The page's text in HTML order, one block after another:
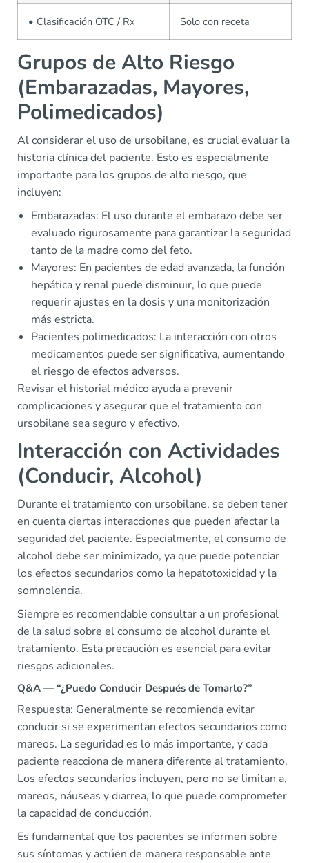
• Clasificación OTC / Rx Solo con receta
Grupos de Alto Riesgo
(Embarazadas, Mayores,
Polimedicados)
Al considerar el uso de ursobilane, es crucial evaluar la
historia clínica del paciente. Esto es especialmente
importante para los grupos de alto riesgo, que
incluyen:
Embarazadas: El uso durante el embarazo debe ser
evaluado rigurosamente para garantizar la seguridad
tanto de la madre como del feto.
Mayores: En pacientes de edad avanzada, la función
hepática y renal puede disminuir, lo que puede
requerir ajustes en la dosis y una monitorización
más estricta.
Pacientes polimedicados: La interacción con otros
medicamentos puede ser significativa, aumentando
el riesgo de efectos adversos.
Revisar el historial médico ayuda a prevenir
complicaciones y asegurar que el tratamiento con
ursobilane sea seguro y efectivo.
Interacción con Actividades
(Conducir, Alcohol)
Durante el tratamiento con ursobilane, se deben tener
en cuenta ciertas interacciones que pueden afectar la
seguridad del paciente. Especialmente, el consumo de
alcohol debe ser minimizado, ya que puede potenciar
los efectos secundarios como la hepatotoxicidad y la
somnolencia.
Siempre es recomendable consultar a un profesional
de la salud sobre el consumo de alcohol durante el
tratamiento. Esta precaución es esencial para evitar
riesgos adicionales.
Q&A — “¿Puedo Conducir Después de Tomarlo?”
Respuesta: Generalmente se recomienda evitar
conducir si se experimentan efectos secundarios como
mareos. La seguridad es lo más importante, y cada
paciente reacciona de manera diferente al tratamiento.
Los efectos secundarios incluyen, pero no se limitan a,
mareos, náuseas y diarrea, lo que puede comprometer
la capacidad de conducción.
Es fundamental que los pacientes se informen sobre
sus síntomas y actúen de manera responsable ante